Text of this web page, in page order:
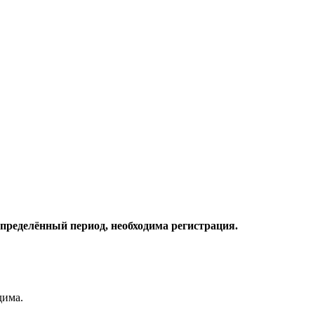
период, необходима регистрация.